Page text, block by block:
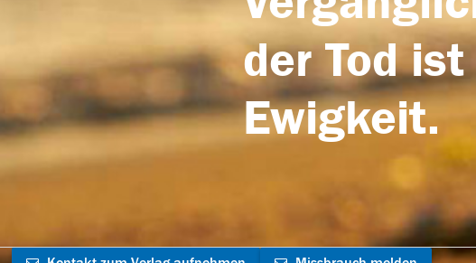
der Tod
Ewigkeit.